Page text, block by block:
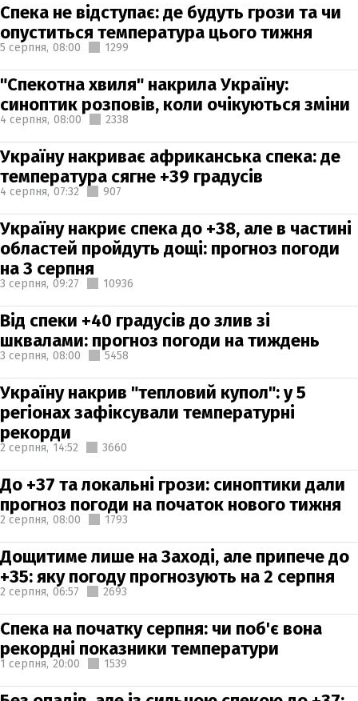
Спека не відступає: де будуть грози та чи
опуститься температура цього тижня
5 серпня, 08:00 1299
"Спекотна хвиля" накрила Україну:
синоптик розповів, коли очікуються зміни
4 серпня, 08:00 2338
Україну накриває африканська спека: де
температура сягне +39 градусів
4 серпня, 07:32 907
Україну накриє спека до +38, але в частині
областей пройдуть дощі: прогноз погоди
на 3 серпня
3 серпня, 09:27 10936
Від спеки +40 градусів до злив зі
шквалами: прогноз погоди на тиждень
3 серпня, 08:00 5458
Україну накрив "тепловий купол": у 5
регіонах зафіксували температурні
рекорди
2 серпня, 14:52 3660
До +37 та локальні грози: синоптики дали
прогноз погоди на початок нового тижня
2 серпня, 08:00 1793
Дощитиме лише на Заході, але припече до
+35: яку погоду прогнозують на 2 серпня
2 серпня, 06:57 2693
Спека на початку серпня: чи поб'є вона
рекордні показники температури
1 серпня, 20:00 1539